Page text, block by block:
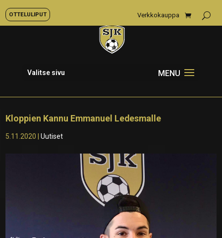
OTTELULIPUT Verkkokauppa
Valitse sivu
Kloppien Kannu Emmanuel Ledesmalle
5.11.2020 |Uutiset